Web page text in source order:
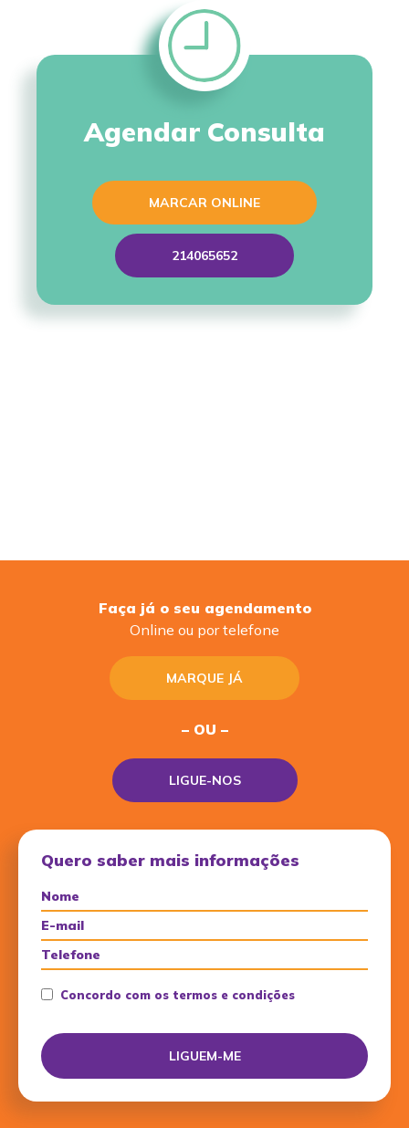
Agendar Consulta
MARCAR ONLINE
214065652
Faça já o seu agendamento
Online ou por telefone
MARQUE JÁ
– OU –
LIGUE-NOS
Quero saber mais informações
Concordo com os termos e condições